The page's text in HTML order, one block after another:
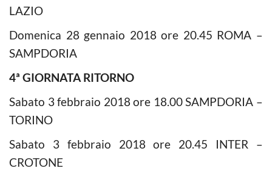
LAZIO
Domenica 28 gennaio 2018 ore 20.45 ROMA –
SAMPDORIA
4ª GIORNATA RITORNO
Sabato 3 febbraio 2018 ore 18.00 SAMPDORIA –
TORINO
Sabato 3 febbraio 2018 ore 20.45 INTER –
CROTONE